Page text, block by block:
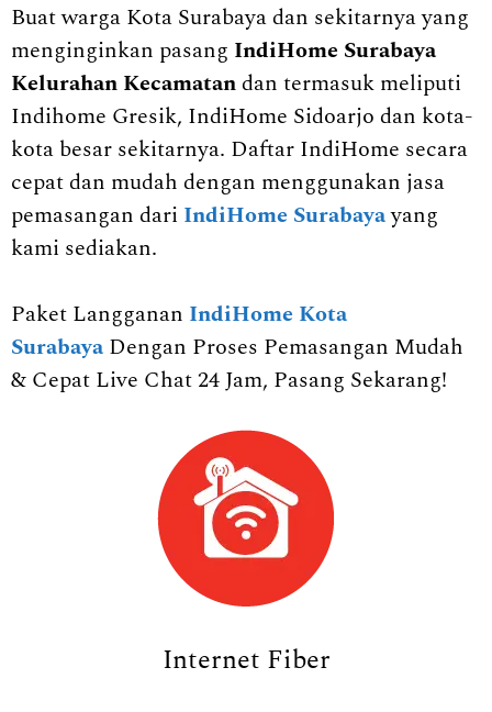
Buat warga Kota Surabaya dan sekitarnya yang
menginginkan pasang IndiHome Surabaya
Kelurahan Kecamatan dan termasuk meliputi
Indihome Gresik, IndiHome Sidoarjo dan kota-
kota besar sekitarnya. Daftar IndiHome secara
cepat dan mudah dengan menggunakan jasa
pemasangan dari IndiHome Surabayayang
kami sediakan.
Paket Langganan IndiHome Kota
Surabaya Dengan Proses Pemasangan Mudah
& Cepat Live Chat 24 Jam, Pasang Sekarang!
Internet Fiber